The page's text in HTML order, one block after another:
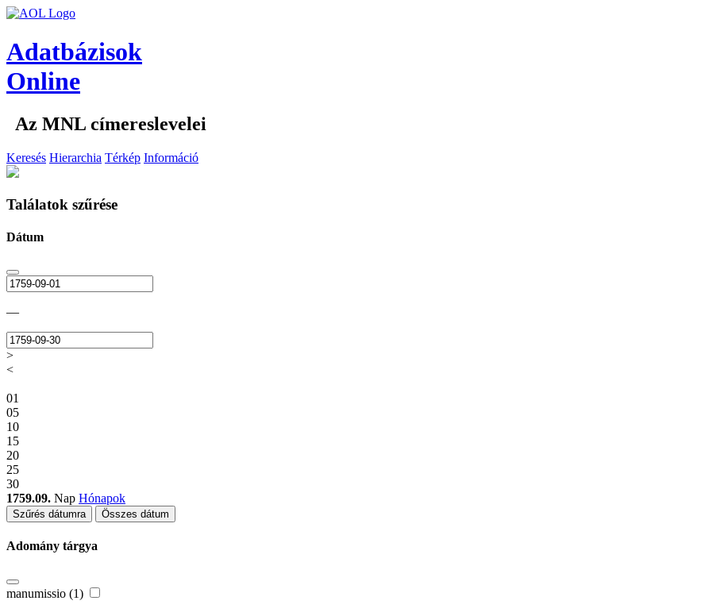
Adatbázisok
Online
Az MNL címereslevelei
Keresés Hierarchia Térkép Információ
Találatok szűrése
Dátum
—
>
<
01
05
10
15
20
25
30
1759.09. Nap Hónapok
Szűrés dátumra Összes dátum
Adomány tárgya
manumissio (1)